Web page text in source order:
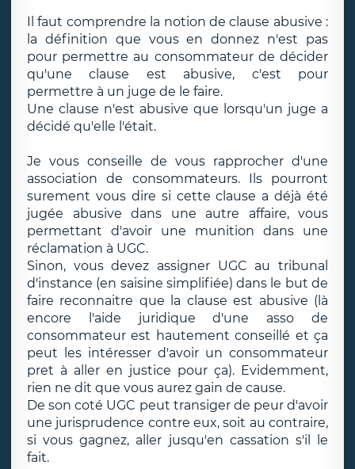
Il faut comprendre la notion de clause abusive :
la définition que vous en donnez n'est pas
pour permettre au consommateur de décider
qu'une clause est abusive, c'est pour
permettre à un juge de le faire.
Une clause n'est abusive que lorsqu'un juge a
décidé qu'elle l'était.
Je vous conseille de vous rapprocher d'une
association de consommateurs. Ils pourront
surement vous dire si cette clause a déjà été
jugée abusive dans une autre affaire, vous
permettant d'avoir une munition dans une
réclamation à UGC.
Sinon, vous devez assigner UGC au tribunal
d'instance (en saisine simplifiée) dans le but de
faire reconnaitre que la clause est abusive (là
encore l'aide juridique d'une asso de
consommateur est hautement conseillé et ça
peut les intéresser d'avoir un consommateur
pret à aller en justice pour ça). Evidemment,
rien ne dit que vous aurez gain de cause.
De son coté UGC peut transiger de peur d'avoir
une jurisprudence contre eux, soit au contraire,
si vous gagnez, aller jusqu'en cassation s'il le
fait.